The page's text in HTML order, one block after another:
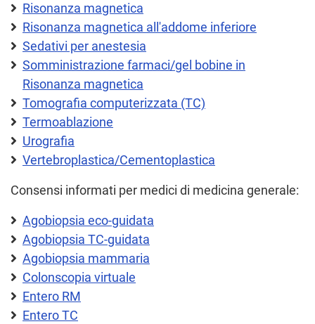
Risonanza magnetica
Risonanza magnetica all'addome inferiore
Sedativi per anestesia
Somministrazione farmaci/gel bobine in
Risonanza magnetica
Tomografia computerizzata (TC)
Termoablazione
Urografia
Vertebroplastica/Cementoplastica
Consensi informati per medici di medicina generale:
Agobiopsia eco-guidata
Agobiopsia TC-guidata
Agobiopsia mammaria
Colonscopia virtuale
Entero RM
Entero TC